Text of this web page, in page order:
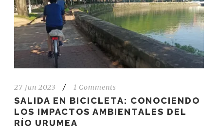
27 Jun 2023 / 1 Comments
SALIDA EN BICICLETA: CONOCIENDO
LOS IMPACTOS AMBIENTALES DEL
RÍO URUMEA